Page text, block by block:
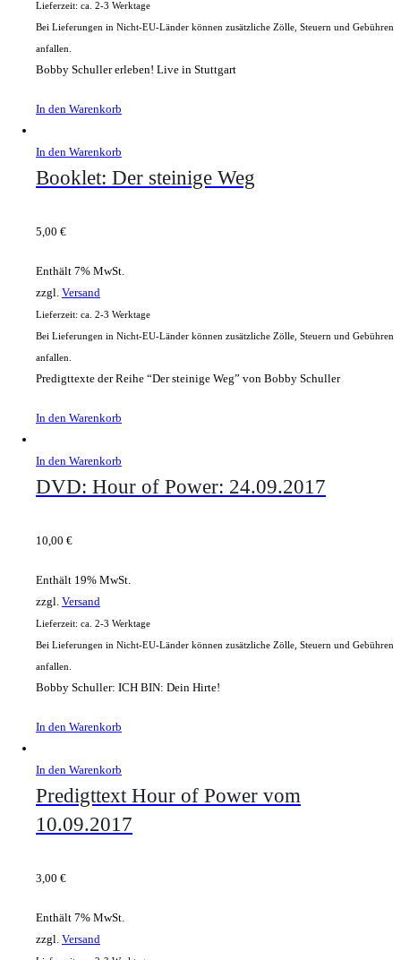
Lieferzeit: ca. 2-3 Werktage
Bei Lieferungen in Nicht-EU-Länder können zusätzliche Zölle, Steuern und Gebühren
anfallen.
Bobby Schuller erleben! Live in Stuttgart
In den Warenkorb
In den Warenkorb
Booklet: Der steinige Weg
5,00 €
Enthält 7% MwSt.
zzgl. Versand
Lieferzeit: ca. 2-3 Werktage
Bei Lieferungen in Nicht-EU-Länder können zusätzliche Zölle, Steuern und Gebühren
anfallen.
Predigttexte der Reihe “Der steinige Weg” von Bobby Schuller
In den Warenkorb
In den Warenkorb
DVD: Hour of Power: 24.09.2017
10,00 €
Enthält 19% MwSt.
zzgl. Versand
Lieferzeit: ca. 2-3 Werktage
Bei Lieferungen in Nicht-EU-Länder können zusätzliche Zölle, Steuern und Gebühren
anfallen.
Bobby Schuller: ICH BIN: Dein Hirte!
In den Warenkorb
In den Warenkorb
Predigttext Hour of Power vom
10.09.2017
3,00 €
Enthält 7% MwSt.
zzgl. Versand